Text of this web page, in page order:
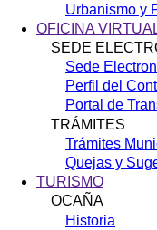
Urbanismo y
OFICINA
SEDE
Sede
Perfil del
Portal de
TRÁMITES
Trámites
Quejas y
TURISMO
OCAÑA
Historia